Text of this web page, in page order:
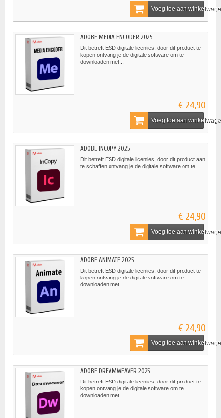
Voeg toe aan
ADOBE MEDIA ENCODER 2025
Dit betreft ESD digitale licenties, door dit product te
kopen ontvang je de digitale software om te
downloaden met...
€ 24,90
Voeg toe aan
ADOBE INCOPY 2025
Dit betreft ESD digitale licenties, door dit product aan
te schaffen ontvang je de digitale software om te...
€ 24,90
Voeg toe aan
ADOBE ANIMATE 2025
Dit betreft ESD digitale licenties, door dit product te
kopen ontvang je de digitale software om te
downloaden met...
€ 24,90
Voeg toe aan
ADOBE DREAMWEAVER 2025
Dit betreft ESD digitale licenties, door dit product te
kopen ontvang je de digitale software om te
downloaden met...